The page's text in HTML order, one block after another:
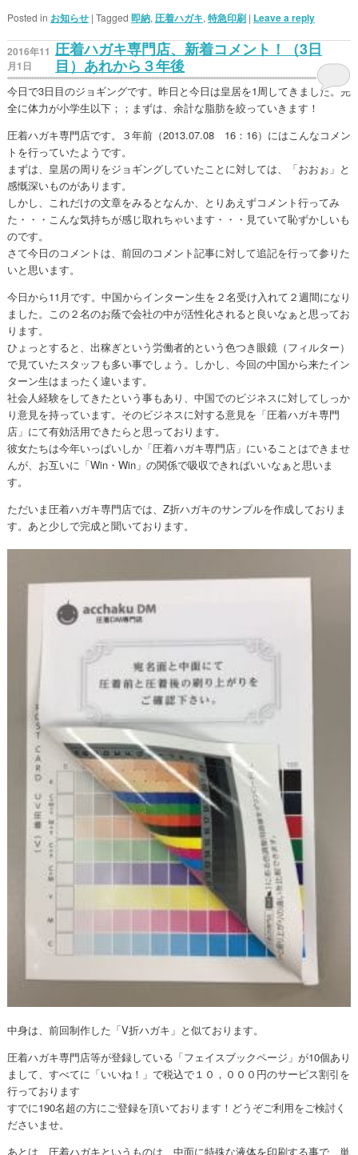
Posted in お知らせ | Tagged 即納, 圧着ハガキ, 特急印刷 | Leave a reply
圧着ハガキ専門店、新着コメント！（3日
目）あれから３年後
2016年11
月1日
今日で3日目のジョギングです。昨日と今日は皇居を1周してきました。完
全に体力が小学生以下；；まずは、余計な脂肪を絞っていきます！
圧着ハガキ専門店です。３年前（2013.07.08 16：16）にはこんなコメン
トを行っていたようです。
まずは、皇居の周りをジョギングしていたことに対しては、「おおぉ」と
感慨深いものがあります。
しかし、これだけの文章をみるとなんか、とりあえずコメント行ってみ
た・・・こんな気持ちが感じ取れちゃいます・・・見ていて恥ずかしいも
のです。
さて今日のコメントは、前回のコメント記事に対して追記を行って参りた
いと思います。
今日から11月です。中国からインターン生を２名受け入れて２週間になり
ました。この２名のお蔭で会社の中が活性化されると良いなぁと思ってお
ります。
ひょっとすると、出稼ぎという労働者的という色つき眼鏡（フィルター）
で見ていたスタッフも多い事でしょう。しかし、今回の中国から来たイン
ターン生はまったく違います。
社会人経験をしてきたという事もあり、中国でのビジネスに対してしっか
り意見を持っています。そのビジネスに対する意見を「圧着ハガキ専門
店」にて有効活用できたらと思っております。
彼女たちは今年いっぱいしか「圧着ハガキ専門店」にいることはできませ
んが、お互いに「Win・Win」の関係で吸収できればいいなぁと思いま
す。
ただいま圧着ハガキ専門店では、Z折ハガキのサンプルを作成しておりま
す。あと少しで完成と聞いております。
中身は、前回制作した「V折ハガキ」と似ております。
圧着ハガキ専門店等が登録している「フェイスブックページ」が10個あり
まして、すべてに「いいね！」で税込で１０，０００円のサービス割引を
行っております
すでに190名超の方にご登録を頂いております！どうぞご利用をご検討く
ださいませ。
あとは、圧着ハガキというものは、中面に特殊な液体を印刷する事で、単